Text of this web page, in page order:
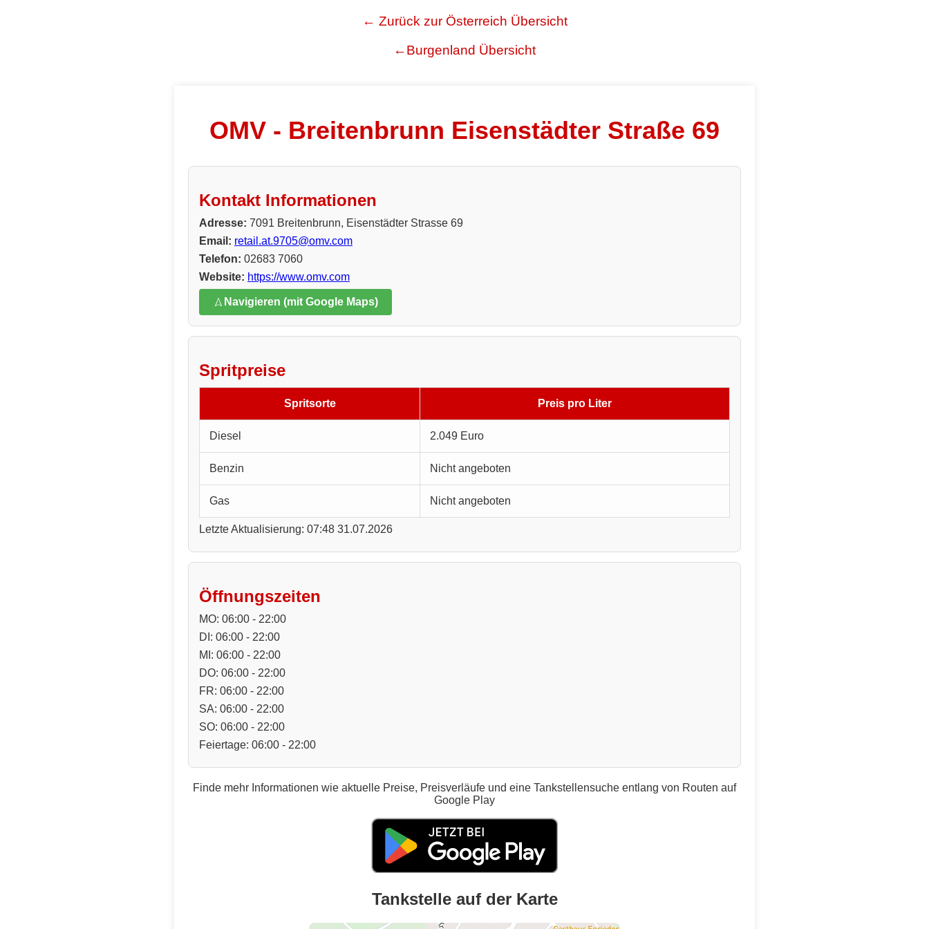
← Zurück zur Österreich Übersicht
←Burgenland Übersicht
OMV - Breitenbrunn Eisenstädter Straße 69
Kontakt Informationen
Adresse: 7091 Breitenbrunn, Eisenstädter Strasse 69
Email: retail.at.9705@omv.com
Telefon: 02683 7060
Website: https://www.omv.com
Navigieren (mit Google Maps)
Spritpreise
Spritsorte Preis pro Liter
Diesel 2.049 Euro
Benzin Nicht angeboten
Gas Nicht angeboten
Letzte Aktualisierung: 07:48 31.07.2026
Öffnungszeiten
MO: 06:00 - 22:00
DI: 06:00 - 22:00
MI: 06:00 - 22:00
DO: 06:00 - 22:00
FR: 06:00 - 22:00
SA: 06:00 - 22:00
SO: 06:00 - 22:00
Feiertage: 06:00 - 22:00
Finde mehr Informationen wie aktuelle Preise, Preisverläufe und eine Tankstellensuche entlang von Routen auf
Google Play
Tankstelle auf der Karte